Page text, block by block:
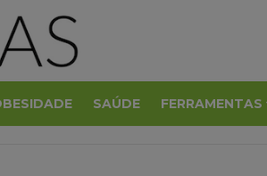
SAÚDE FERRAMENTAS